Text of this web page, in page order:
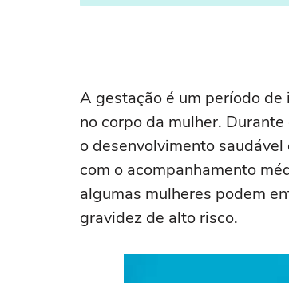
A gestação é um período
no corpo da mulher.
o desenvolvimento
com o acompanhamento
algumas mulheres podem
gravidez de alto risco.